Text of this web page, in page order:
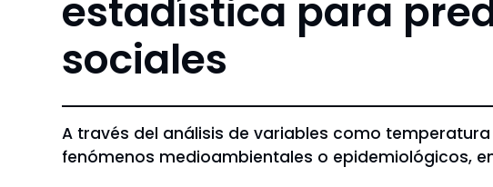
estadística para
sociales
A través del análisis de variables como
fenómenos medioambientales o epidemiológicos,